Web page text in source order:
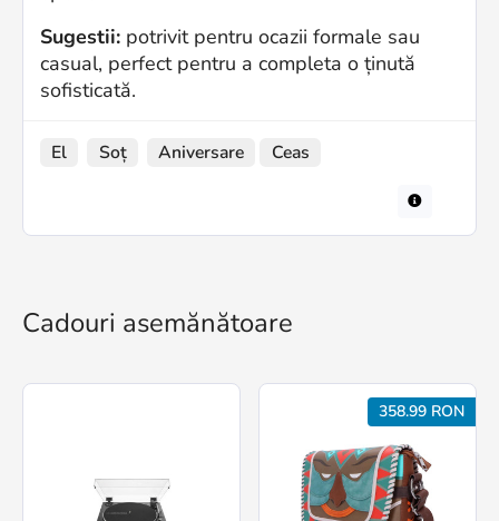
Sugestii: potrivit pentru ocazii formale sau
casual, perfect pentru a completa o ținută
sofisticată.
El Soț Aniversare Ceas
Cadouri asemănătoare
358.99 RON